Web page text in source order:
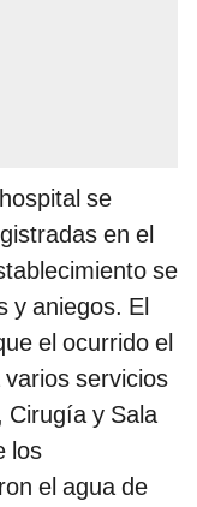
se
en el
se
y aniegos. El
el ocurrido el
servicios
Cirugía y Sala
los
el agua de